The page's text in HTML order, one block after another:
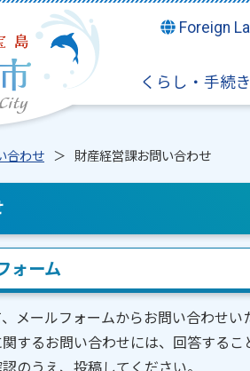
Foreign
くらし・手続き
合わせ 財産経営課お問い合わせ
ォーム
メールフォームからお問い合わせい
するお問い合わせには、回答するこ